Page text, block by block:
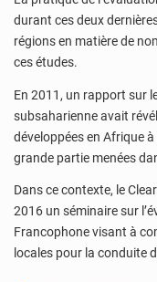
durant ces deux
régions en matière de
ces études.
En 2011, un rapport sur
subsaharienne avait
développées en Afrique
grande partie menées
Dans ce contexte, le
2016 un séminaire sur
Francophone visant à
locales pour la conduite